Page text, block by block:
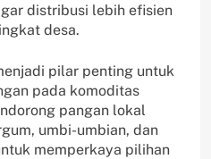
distribusi lebih efisien
desa.
pilar penting untuk
pada komoditas
pangan lokal
umbi-umbian, dan
memperkaya pilihan